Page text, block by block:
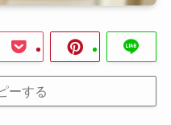
ーする